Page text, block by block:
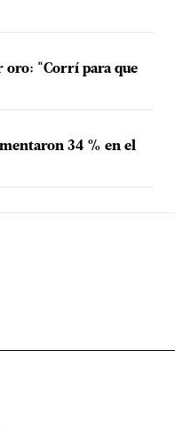
oro: "Corrí para que
34 % en el